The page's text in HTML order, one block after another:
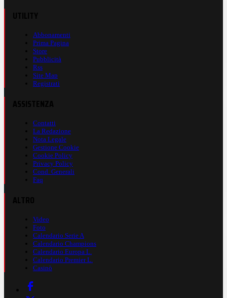
Abbonamenti
Prima Pagina
Store
Pubblicità
Rss
Site Map
Registrati
Contatti
La Redazione
Nota Legale
Gestione Cookie
Cookie Policy
Privacy Policy
Cond. Generali
Faq
Video
Foto
Calendario Serie A
Calendario Champions
Calendario Europa L.
Calendario Premier L.
Casinò